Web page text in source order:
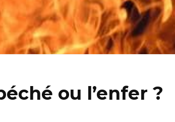
ou l’enfer ?